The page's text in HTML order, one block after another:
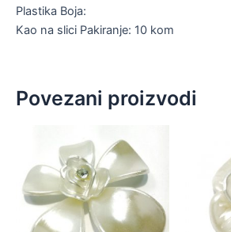
Plastika Boja:
Kao na slici Pakiranje: 10 kom
Povezani proizvodi